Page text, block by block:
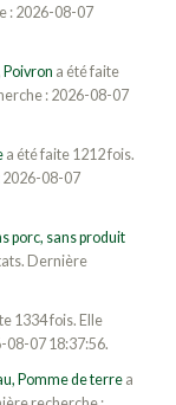
: 2026-08-07
a été faite
: 2026-08-07
a été faite 1212 fois.
2026-08-07
porc, sans produit
Dernière
1334 fois. Elle
08-07 18:37:56.
Pomme de terrea